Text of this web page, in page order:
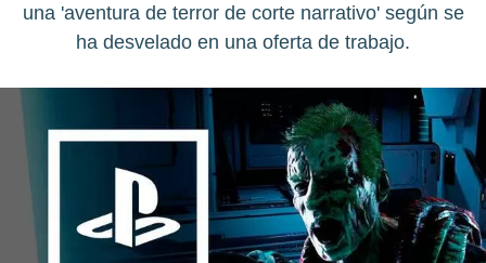
una 'aventura de terror de corte narrativo' según se
ha desvelado en una oferta de trabajo.